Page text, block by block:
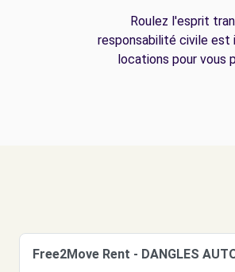
Roulez l'esprit
responsabilité civile est
locations pour vous
Free2Move Rent - DANGLES